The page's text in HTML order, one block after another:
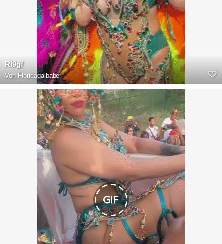
RI9gf
Von Floridagalbabe